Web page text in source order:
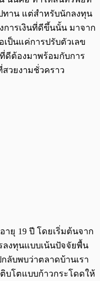
ทาน แต่สำหรับนักลงทุน
การเงินที่ดีขึ้นนั้น มาจาก
ป็นแค่การปรับตัวเลข
ดีต้องมาพร้อมกับการ
วยงามชั่วคราว
ายุ 19 ปี โดยเริ่มต้นจาก
งทุนแบบเน้นปัจจัยพื้น
ลับพบว่าตลาดบ้านเรา
บโตแบบก้าวกระโดดให้